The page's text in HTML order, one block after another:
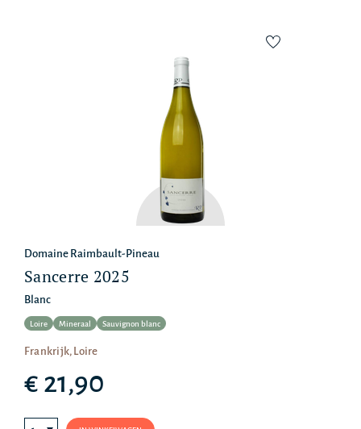
Domaine Raimbault-Pineau
Sancerre 2025
Blanc
Loire Mineraal Sauvignon blanc
Frankrijk, Loire
€ 21,90